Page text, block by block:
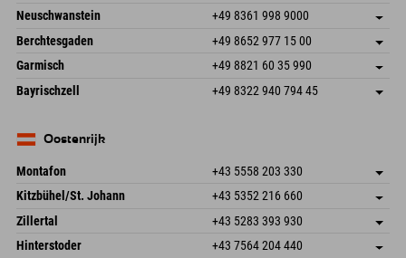
An der Breitach 3
Duitsland
Adres opslaan
Booking
Neuschwanstein +49 8361 998 9000
An der Riese 45
87484 Nesselwang im Allgäu
Duitsland
Adres opslaan
Booking
Berchtesgaden +49 8652 977 15 00
Hofreitstr. 7
Duitsland
Adres opslaan
Booking
Garmisch +49 8821 60 35 990
Frickenstraße 22
82490 Farchant
Adres opslaan
Bayrischzell +49 8322 940 794 45
Duitsland
Oostenrijk
Montafon +43 5558 203 330
Dorfstr. 127b
6793 Gaschurn/Montafon
Oostenrijk
Adres opslaan
Booking
Kitzbühel/St. Johann +43 5352 216 660
Speckbacherstraße 87
Oostenrijk
Adres opslaan
Booking
Zillertal +43 5283 393 930
Schmiedau 2
Adres opslaan
Hinterstoder +43 7564 204 440